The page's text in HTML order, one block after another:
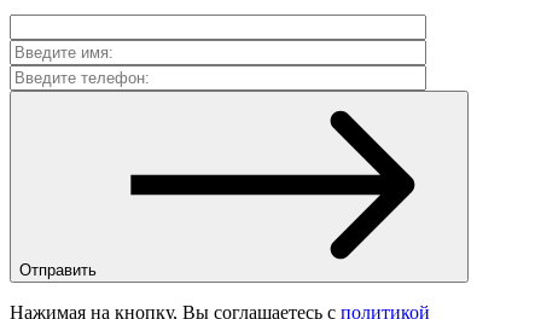
Отправить
Нажимая на кнопку, Вы соглашаетесь с политикой